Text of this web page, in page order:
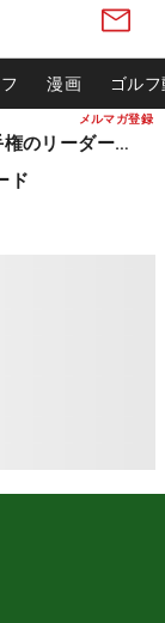
メルマガ登録
漫画 ゴル
松山英樹ら出場 ウィンダム選手権のリーダーボード
ド